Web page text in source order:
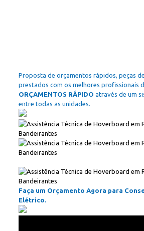
Proposta de orçamentos rápidos, peças
prestados com os melhores profissionais
ORÇAMENTOS RÁPIDO através de um
entre todas as unidades.
Faça um Orçamento Agora para
Elétrico.